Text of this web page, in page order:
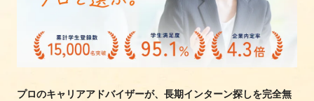
プロのキャリアアドバイザーが、長期インターン探しを完全無